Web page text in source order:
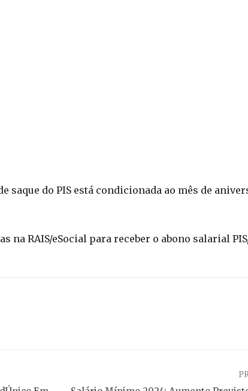
saque do PIS está condicionada ao mês de
RAIS/eSocial para receber o abono salarial PIS/